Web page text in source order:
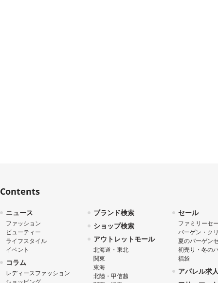
Contents
ニュース
ファッション
ビューティー
ライフスタイル
イベント
コラム
レディースファッション
ブランド検索
ショップ検索
アウトレットモール
北海道・東北
関東
東海
北陸・甲信越
セール
ファミリーセ
バーゲン・ク
夏のバーゲン
初売り・冬の
福袋
アパレル求